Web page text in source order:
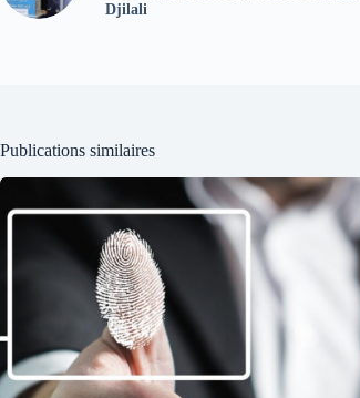
Djilali
Publications similaires